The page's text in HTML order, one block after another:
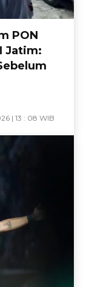
PON
Jatim:
| 13 : 08 WIB